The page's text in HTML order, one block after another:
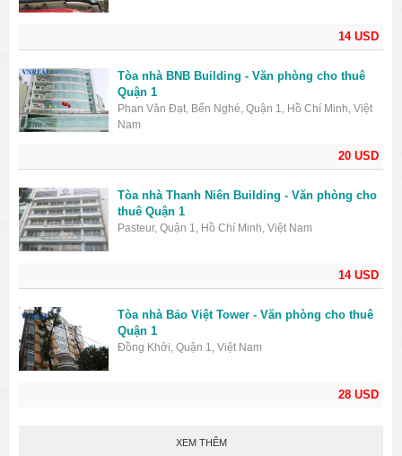
14 USD
20 USD
Tòa nhà BNB Building - Văn phòng cho thuê
Quận 1
Phan Văn Đạt, Bến Nghé, Quận 1, Hồ Chí Minh, Việt
Nam
14 USD
Tòa nhà Thanh Niên Building - Văn phòng cho
thuê Quận 1
Pasteur, Quận 1, Hồ Chí Minh, Việt Nam
28 USD
Tòa nhà Bảo Việt Tower - Văn phòng cho thuê
Quận 1
Đồng Khởi, Quận 1, Việt Nam
XEM THÊM